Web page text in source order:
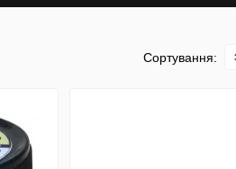
Сортування: